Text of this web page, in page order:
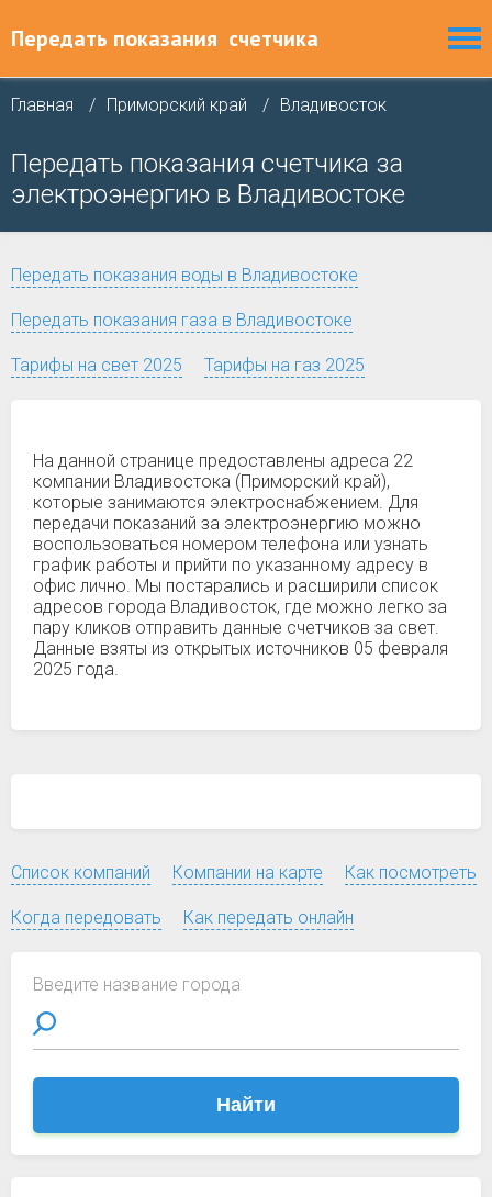
Передать показания счетчика
Главная Приморский край Владивосток
Передать показания счетчика за
электроэнергию в Владивостоке
Передать показания воды в Владивостоке
Передать показания газа в Владивостоке
Тарифы на свет 2025 Тарифы на газ 2025
На данной странице предоставлены адреса 22
компании Владивостока (Приморский край),
которые занимаются электроснабжением. Для
передачи показаний за электроэнергию можно
воспользоваться номером телефона или узнать
график работы и прийти по указанному адресу в
офис лично. Мы постарались и расширили список
адресов города Владивосток, где можно легко за
пару кликов отправить данные счетчиков за свет.
Данные взяты из открытых источников 05 февраля
2025 года.
Список компаний Компании на карте Как посмотреть
Когда передовать Как передать онлайн
Введите название города
Найти